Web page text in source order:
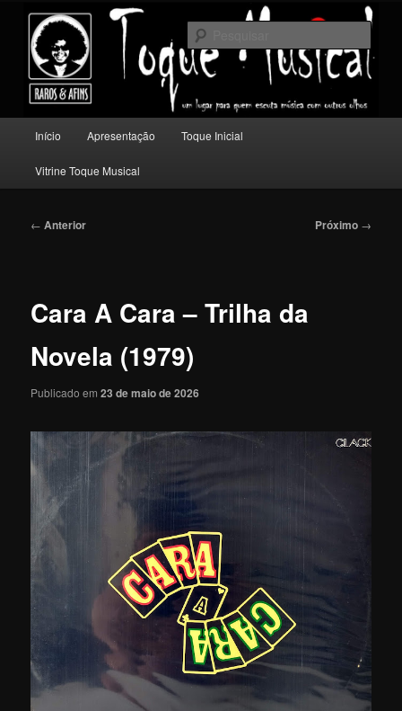
conteúdo
principalToque Musical
Um lugar para quem escuta música com outros olhos.
principal
Início Apresentação Toque Inicial
Vitrine Toque Musical
Navegação
← Anterior Próximo →
Cara A Cara – Trilha da
Novela (1979)
Publicado em23 de maio de 2026